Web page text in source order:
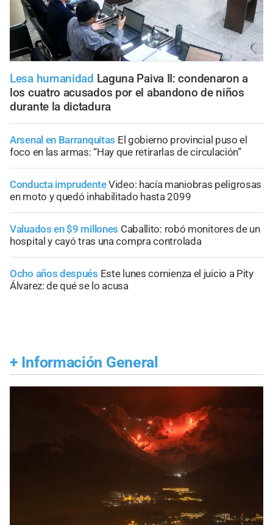
Lesa humanidad Laguna Paiva II: condenaron a
los cuatro acusados por el abandono de niños
durante la dictadura
Arsenal en Barranquitas El gobierno provincial puso el
foco en las armas: “Hay que retirarlas de circulación”
Conducta imprudenteVideo: hacía maniobras peligrosas
en moto y quedó inhabilitado hasta 2099
Valuados en $9 millones Caballito: robó monitores de un
hospital y cayó tras una compra controlada
Ocho años después Este lunes comienza el juicio a Pity
Álvarez: de qué se lo acusa
+ Información General